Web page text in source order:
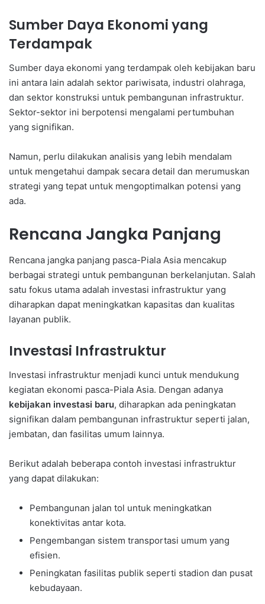
Sumber Daya Ekonomi yang
Terdampak
Sumber daya ekonomi yang terdampak oleh kebijakan baru
ini antara lain adalah sektor pariwisata, industri olahraga,
dan sektor konstruksi untuk pembangunan infrastruktur.
Sektor-sektor ini berpotensi mengalami pertumbuhan
yang signifikan.
Namun, perlu dilakukan analisis yang lebih mendalam
untuk mengetahui dampak secara detail dan merumuskan
strategi yang tepat untuk mengoptimalkan potensi yang
ada.
Rencana Jangka Panjang
Rencana jangka panjang pasca-Piala Asia mencakup
berbagai strategi untuk pembangunan berkelanjutan. Salah
satu fokus utama adalah investasi infrastruktur yang
diharapkan dapat meningkatkan kapasitas dan kualitas
layanan publik.
Investasi Infrastruktur
Investasi infrastruktur menjadi kunci untuk mendukung
kegiatan ekonomi pasca-Piala Asia. Dengan adanya
kebijakan investasi baru, diharapkan ada peningkatan
signifikan dalam pembangunan infrastruktur seperti jalan,
jembatan, dan fasilitas umum lainnya.
Berikut adalah beberapa contoh investasi infrastruktur
yang dapat dilakukan:
Pembangunan jalan tol untuk meningkatkan
konektivitas antar kota.
Pengembangan sistem transportasi umum yang
efisien.
Peningkatan fasilitas publik seperti stadion dan pusat
kebudayaan.